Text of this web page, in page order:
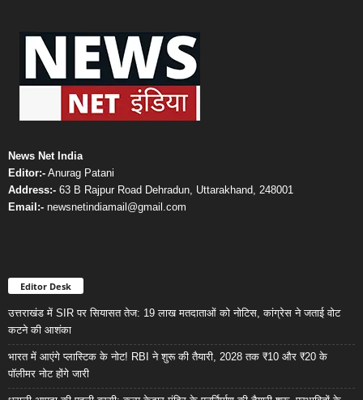
News Net India
Editor:- Anurag Patani
Address:- 63 B Rajpur Road Dehradun, Uttarakhand, 248001
Email:- newsnetindiamail@gmail.com
Editor Desk
उत्तराखंड में SIR पर सियासत तेज: 19 लाख मतदाताओं को नोटिस, कांग्रेस ने जताई वोट
कटने की आशंका
भारत में आएंगे प्लास्टिक के नोट! RBI ने शुरू की तैयारी, 2028 तक ₹10 और ₹20 के
पॉलीमर नोट होंगे जारी